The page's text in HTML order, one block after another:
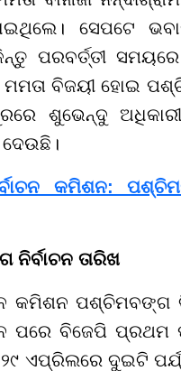
ସେପଟେ
ପରବର୍ତ୍ତୀ
ବିଜୟୀ ହୋଇ
ଶୁଭେନ୍ଦୁ
କମିଶନ:
ନିର୍ବାଚନ ତାରିଖ
କମିଶନ ପଶ୍ଚିମବଙ୍ଗ
ବିଜେପି ପ୍ରଥମ
ଏପ୍ରିଲରେ ଦୁଇଟି